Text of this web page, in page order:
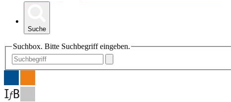
Suche
Suchbox. Bitte Suchbegriff eingeben.